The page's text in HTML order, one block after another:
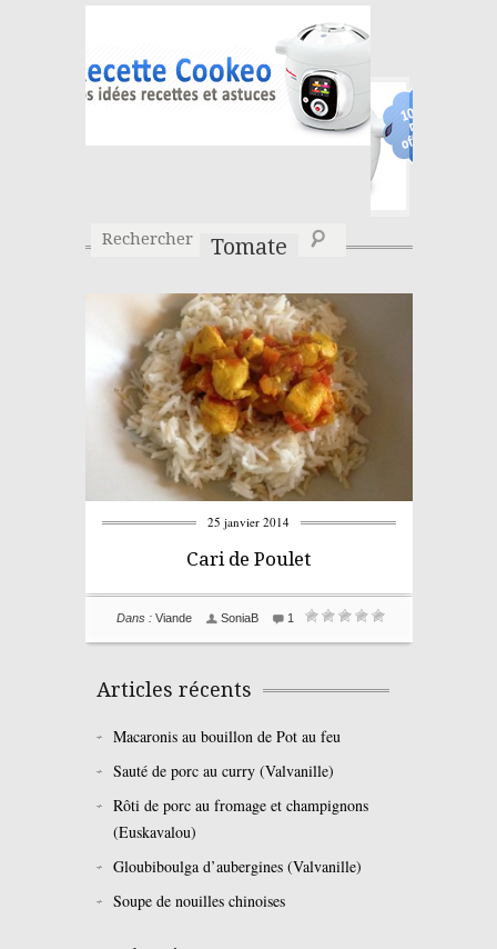
Tomate
25 janvier 2014
Cari de Poulet
1
SoniaB
Dans : Viande
Articles récents
Macaronis au bouillon de Pot au feu
Sauté de porc au curry (Valvanille)
Rôti de porc au fromage et champignons
(Euskavalou)
Gloubiboulga d’aubergines (Valvanille)
Soupe de nouilles chinoises